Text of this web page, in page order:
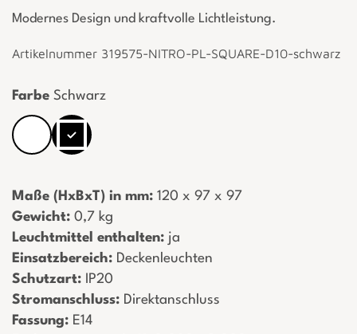
Modernes Design und kraftvolle Lichtleistung.
Artikelnummer 319575-NITRO-PL-SQUARE-D10-schwarz
Farbe Schwarz
Maße (HxBxT) in mm: ­ 120 x 97 x 97
Gewicht: ­ 0,7 kg
Leuchtmittel enthalten: ­ ja
Einsatzbereich: ­ Deckenleuchten
Schutzart: ­ IP20
Stromanschluss: ­ Direktanschluss
Fassung: ­ E14